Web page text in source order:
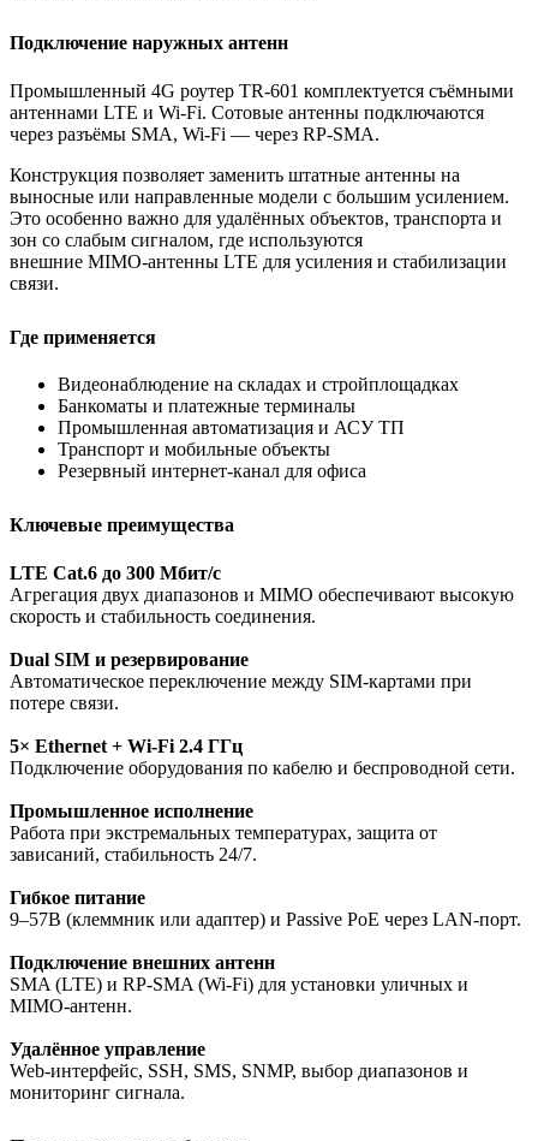
Подключение наружных антенн
Промышленный 4G роутер TR‑601 комплектуется съёмными
антеннами LTE и Wi‑Fi. Сотовые антенны подключаются
через разъёмы SMA, Wi‑Fi — через RP‑SMA.
Конструкция позволяет заменить штатные антенны на
выносные или направленные модели с большим усилением.
Это особенно важно для удалённых объектов, транспорта и
зон со слабым сигналом, где используются
внешние MIMO‑антенны LTE для усиления и стабилизации
связи.
Где применяется
Видеонаблюдение на складах и стройплощадках
Банкоматы и платежные терминалы
Промышленная автоматизация и АСУ ТП
Транспорт и мобильные объекты
Резервный интернет‑канал для офиса
Ключевые преимущества
LTE Cat.6 до 300 Мбит/с
Агрегация двух диапазонов и MIMO обеспечивают высокую
скорость и стабильность соединения.
Dual SIM и резервирование
Автоматическое переключение между SIM‑картами при
потере связи.
5× Ethernet + Wi‑Fi 2.4 ГГц
Подключение оборудования по кабелю и беспроводной сети.
Промышленное исполнение
Работа при экстремальных температурах, защита от
зависаний, стабильность 24/7.
Гибкое питание
9–57В (клеммник или адаптер) и Passive PoE через LAN‑порт.
Подключение внешних антенн
SMA (LTE) и RP‑SMA (Wi‑Fi) для установки уличных и
MIMO‑антенн.
Удалённое управление
Web‑интерфейс, SSH, SMS, SNMP, выбор диапазонов и
мониторинг сигнала.